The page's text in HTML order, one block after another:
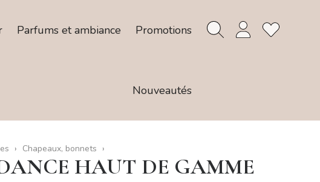
Parfums et ambiance Promotions
Nouveautés
Chapeaux, bonnets
HAUT DE GAMME